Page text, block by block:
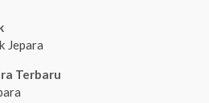
Jepara
Terbaru